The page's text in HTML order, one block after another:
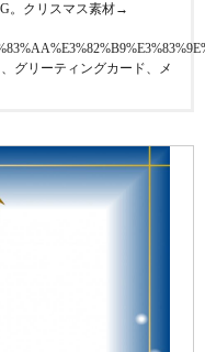
。クリスマス素材→
グリーティングカード、メ